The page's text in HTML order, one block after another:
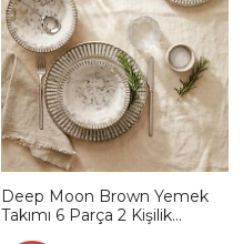
Deep Moon Brown Yemek
Takımı 6 Parça 2 Kişilik